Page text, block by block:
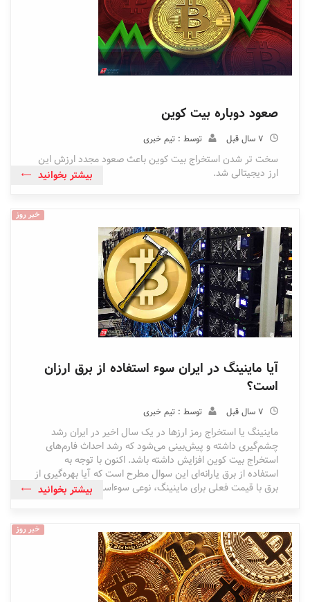
صعود دوباره بیت کوین
7 سال قبل توسط : تیم خبری
سخت تر شدن استخراج بیت کوین باعث صعود مجدد ارزش این
ارز دیجیتالی شد.
بیشتر بخوانید
خبر روز
آیا ماینینگ در ایران سوء استفاده از برق ارزان
است؟
7 سال قبل توسط : تیم خبری
ماینینگ یا استخراج رمز ارزها در یک سال اخیر در ایران رشد
چشم‌گیری داشته و پیش‌بینی می‌شود که رشد احداث فارم‌های
استخراج بیت کوین افزایش داشته باشد. اکنون با توجه به
استفاده از برق یارانه‌ای این سوال مطرح است که آیا بهره‌گیری از
برق با قیمت فعلی برای ماینینگ، نوعی سوءاستفاده است؟
بیشتر بخوانید
خبر روز